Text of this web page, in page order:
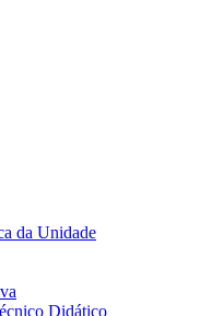
da Unidade
Didático